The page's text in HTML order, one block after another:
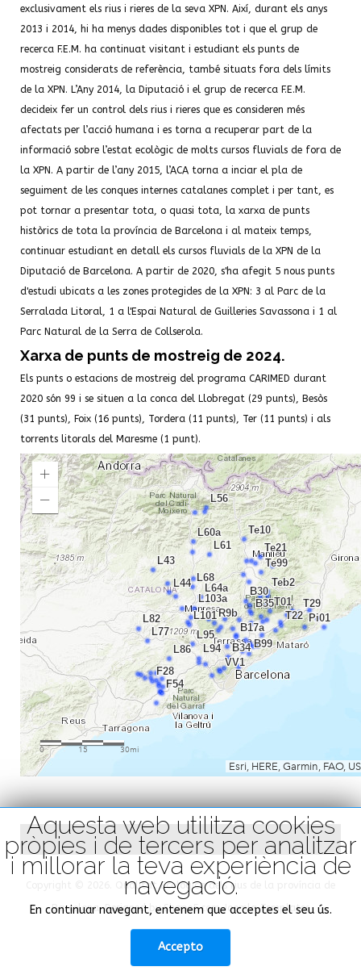
Aquesta web utilitza cookies
pròpies i de tercers per analitzar
i millorar la teva experiència de
navegació.
En continuar navegant, entenem que acceptes el seu ús.
Accepto
exclusivament els rius i rieres de la seva XPN. Així, durant els anys
2013 i 2014, hi ha menys dades disponibles tot i que el grup de
recerca F.E.M. ha continuat visitant i estudiant els punts de
mostreig considerats de referència, també situats fora dels límits
de la XPN. L’Any 2014, la Diputació i el grup de recerca F.E.M.
decideix fer un control dels rius i rieres que es consideren més
afectats per l’acció humana i es torna a recuperar part de la
informació sobre l’estat ecològic de molts cursos fluvials de fora de
la XPN. A partir de l’any 2015, l’ACA torna a inciar el pla de
seguiment de les conques internes catalanes complet i per tant, es
pot tornar a presentar tota, o quasi tota, la xarxa de punts
històrics de tota la província de Barcelona i al mateix temps,
continuar estudiant en detall els cursos fluvials de la XPN de la
Diputació de Barcelona. A partir de 2020, s'ha afegit 5 nous punts
d'estudi ubicats a les zones protegides de la XPN: 3 al Parc de la
Serralada Litoral, 1 a l'Espai Natural de Guilleries Savassona i 1 al
Parc Natural de la Serra de Collserola.
Xarxa de punts de mostreig de 2024.
Els punts o estacions de mostreig del programa CARIMED durant
2020 són 99 i se situen a la conca del Llobregat (29 punts), Besòs
(31 punts), Foix (16 punts), Tordera (11 punts), Ter (11 punts) i als
torrents litorals del Maresme (1 punt).
Copyright © 2026. Qualitat Ecològica dels rius de la província de
Barcelona. Designed by Shape5.comJoomla Templates